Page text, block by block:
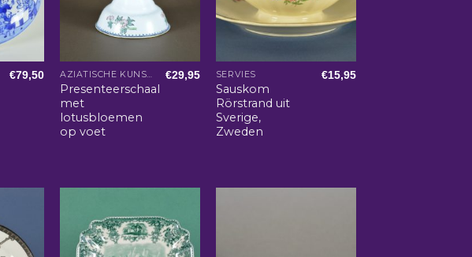
€79,50 AZIATISCHE KUNST EN WOONACCESSOIRES
Presenteerschaal
met
lotusbloemen
op voet
€29,95 SERVIES
Sauskom
Rörstrand uit
Sverige,
Zweden
€15,95